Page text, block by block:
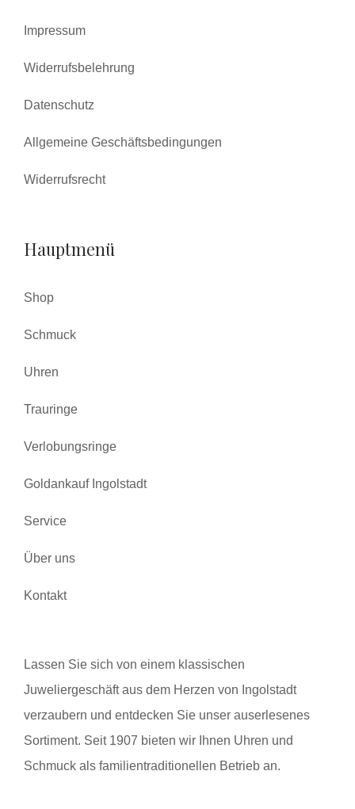
Impressum
Widerrufsbelehrung
Datenschutz
Allgemeine Geschäftsbedingungen
Widerrufsrecht
Hauptmenü
Shop
Schmuck
Uhren
Trauringe
Verlobungsringe
Goldankauf Ingolstadt
Service
Über uns
Kontakt
Lassen Sie sich von einem klassischen
Juweliergeschäft aus dem Herzen von Ingolstadt
verzaubern und entdecken Sie unser auserlesenes
Sortiment. Seit 1907 bieten wir Ihnen Uhren und
Schmuck als familientraditionellen Betrieb an.